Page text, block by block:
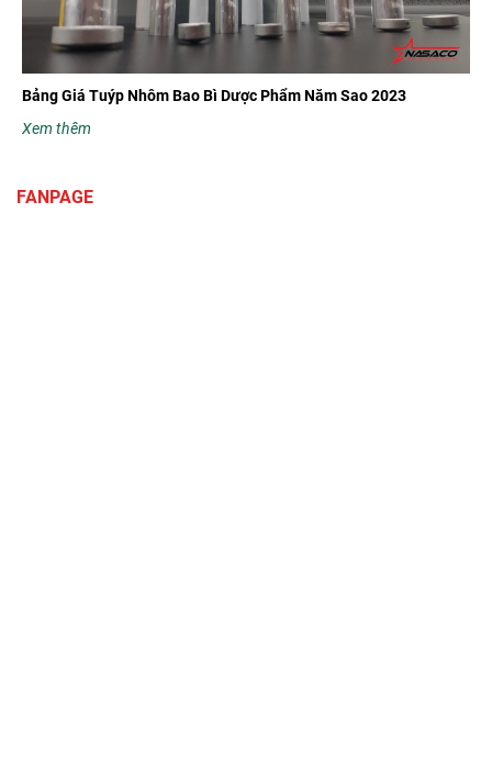
Bảng Giá Tuýp Nhôm Bao Bì Dược Phẩm Năm Sao 2023
Xem thêm
FANPAGE